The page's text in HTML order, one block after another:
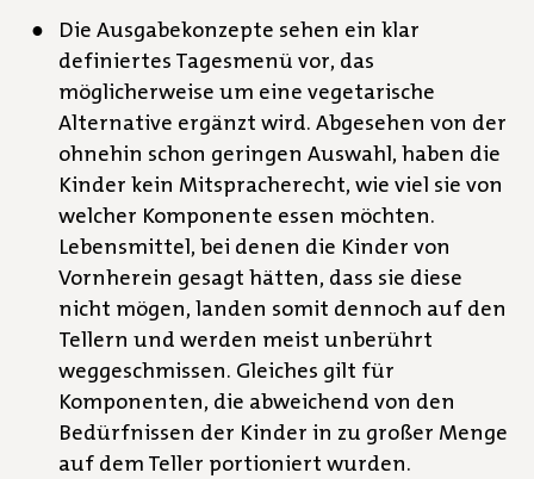
Die Ausgabekonzepte sehen ein klar
definiertes Tagesmenü vor, das
möglicherweise um eine vegetarische
Alternative ergänzt wird. Abgesehen von der
ohnehin schon geringen Auswahl, haben die
Kinder kein Mitspracherecht, wie viel sie von
welcher Komponente essen möchten.
Lebensmittel, bei denen die Kinder von
Vornherein gesagt hätten, dass sie diese
nicht mögen, landen somit dennoch auf den
Tellern und werden meist unberührt
weggeschmissen. Gleiches gilt für
Komponenten, die abweichend von den
Bedürfnissen der Kinder in zu großer Menge
auf dem Teller portioniert wurden.